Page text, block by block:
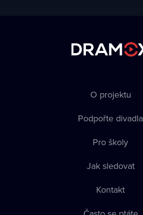
O projektu
Podpořte divadla
Pro školy
Jak sledovat
Kontakt